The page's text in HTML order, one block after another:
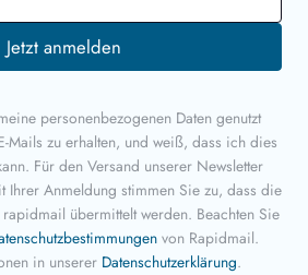
Jetzt anmelden
personenbezogenen Daten genutzt
Mails zu erhalten, und weiß, dass ich dies
Für den Versand unserer Newsletter
Ihrer Anmeldung stimmen Sie zu, dass die
übermittelt werden. Beachten Sie
von Rapidmail.
in unserer Datenschutzerklärung.